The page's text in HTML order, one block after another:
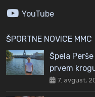
YouTube
ŠPORTNE NOVICE MMC
Špela
prvem
7. avgust,